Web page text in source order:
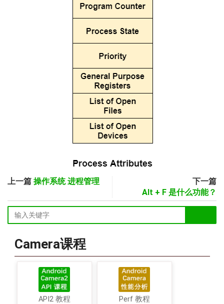
上一篇 操作系统 进程管理
下一篇
Alt + F 是什么功能？
Camera课程
API2 教程 Perf 教程